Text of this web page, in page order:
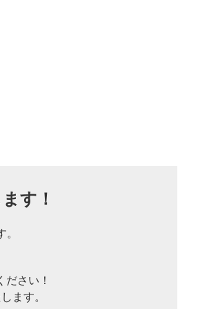
す！
さい！
ます。